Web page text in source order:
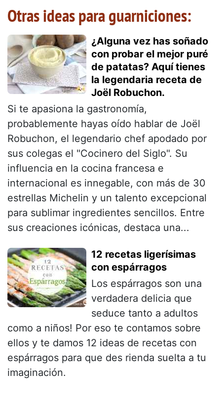
Otras ideas para guarniciones:
¿Alguna vez has soñado
con probar el mejor puré
de patatas? Aquí tienes
la legendaria receta de
Joël Robuchon.
Si te apasiona la gastronomía,
probablemente hayas oído hablar de Joël
Robuchon, el legendario chef apodado por
sus colegas el "Cocinero del Siglo". Su
influencia en la cocina francesa e
internacional es innegable, con más de 30
estrellas Michelin y un talento excepcional
para sublimar ingredientes sencillos. Entre
sus creaciones icónicas, destaca una...
12 recetas ligerísimas
con espárragos
Los espárragos son una
verdadera delicia que
seduce tanto a adultos
como a niños! Por eso te contamos sobre
ellos y te damos 12 ideas de recetas con
espárragos para que des rienda suelta a tu
imaginación.